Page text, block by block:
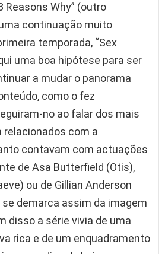
Reasons Why” (outro
continuação muito
temporada, “Sex
uma boa hipótese para ser
a mudar o panorama
como o fez
no ao falar dos mais
com a
contavam com actuações
de Asa Butterfield (Otis),
ou de Gillian Anderson
demarca assim da imagem
disso a série vivia de uma
rica e de um enquadramento